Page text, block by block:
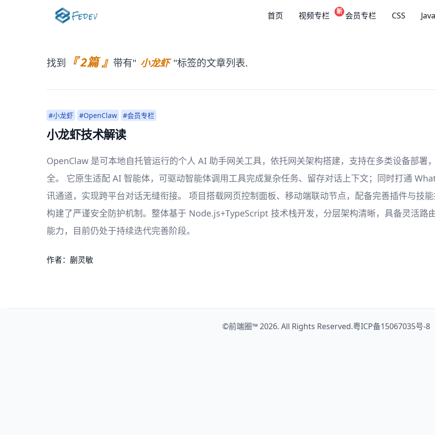
首页 视频专栏 新 会员专栏 CSS
找到 『 2篇 』 带有" 小龙虾 "标签的文章列表.
#小龙虾 #OpenClaw #会员专栏
小龙虾技术解读
OpenClaw 是可本地自托管运行的个人 AI 助手网关工具，依托网关架构搭建，支持在多类设备部署
全。 它原生适配 AI 智能体，可驱动智能体调用工具完成复杂任务、留存对话上下文；同时打通
讯通道，实现跨平台对话无缝衔接。 项目搭载网页控制面板、移动端联动节点，配备完善插件与技
构建了严谨安全防护机制。整体基于 Node.js+TypeScript 技术栈开发，分层架构清晰，具备灵活路
能力，目前仍处于持续迭代完善阶段。
作者：蒯灵敏
©前端圈™2026. All Rights Reserved.粤ICP备15067035号-8